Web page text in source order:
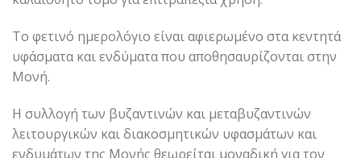
Το φετινό ημερολόγιο είναι αφιερωμένο στα κεντητά
υφάσματα και ενδύματα που αποθησαυρίζονται στην
Μονή.
Η συλλογή των βυζαντινών και μεταβυζαντινών
λειτουργικών και διακοσμητικών υφασμάτων και
ενδυμάτων της Μονής θεωρείται μοναδική για τον